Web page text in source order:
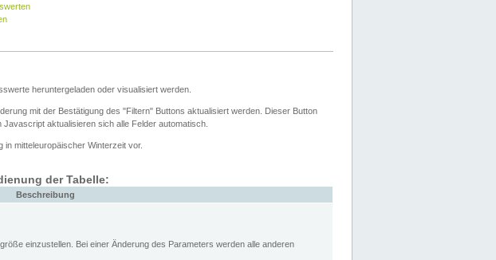
heruntergeladen oder visualisiert werden.
mit der Bestätigung des "Filtern" Buttons aktualisiert werden. Dieser Button
aktualisieren sich alle Felder automatisch.
in mitteleuropäischer Winterzeit vor.
der Tabelle:
Beschreibung
einzustellen. Bei einer Änderung des Parameters werden alle anderen